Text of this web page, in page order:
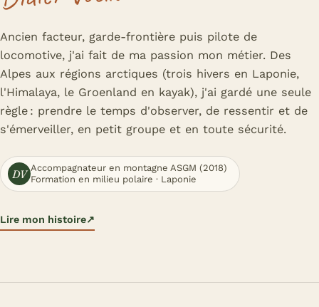
Ancien facteur, garde-frontière puis pilote de
locomotive, j'ai fait de ma passion mon métier. Des
Alpes aux régions arctiques (trois hivers en Laponie,
l'Himalaya, le Groenland en kayak), j'ai gardé une seule
règle : prendre le temps d'observer, de ressentir et de
s'émerveiller, en petit groupe et en toute sécurité.
DV Accompagnateur en montagne ASGM (2018)
Formation en milieu polaire · Laponie
Lire mon histoire↗